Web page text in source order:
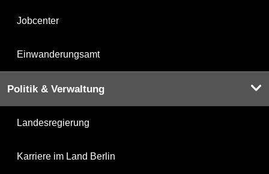
Jobcenter
Einwanderungsamt
Politik & Verwaltung
Landesregierung
Karriere im Land Berlin